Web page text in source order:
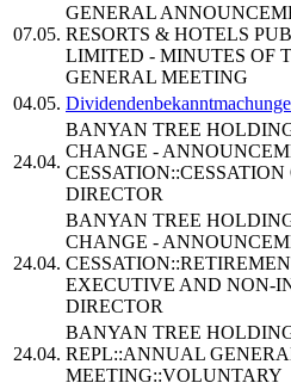
07.05.
GENERAL
RESORTS & HOTELS
LIMITED - MINUTES OF
GENERAL MEETING
04.05.
24.04.
BANYAN TREE
CHANGE -
DIRECTOR
24.04.
BANYAN TREE
CHANGE -
EXECUTIVE AND NON-
DIRECTOR
24.04.
BANYAN TREE
REPL::ANNUAL
MEETING::VOLUNTARY